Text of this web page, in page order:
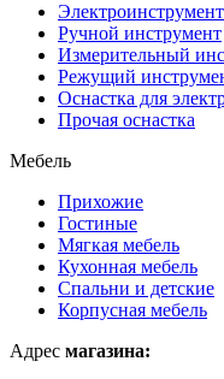
Ручной инструмент
Измерительный
Режущий
Оснастка для
Прочая оснастка
Мебель
Прихожие
Гостиные
Мягкая мебель
Кухонная мебель
Спальни и детские
Корпусная мебель
Адрес магазина: